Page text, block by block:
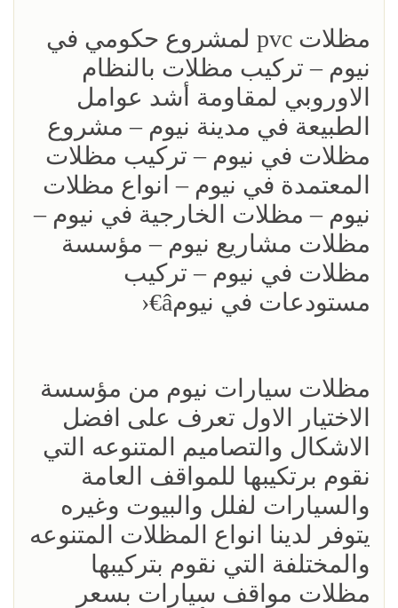
مظلات pvc لمشروع حكومي في
نيوم – تركيب مظلات بالنظام
الاوروبي لمقاومة أشد عوامل
الطبيعة في مدينة نيوم – مشروع
مظلات في نيوم – تركيب مظلات
المعتمدة في نيوم – انواع مظلات
نيوم – مظلات الخارجية في نيوم –
مظلات مشاريع نيوم – مؤسسة
مظلات في نيوم – تركيب
مستودعات في نيومâ€‹
مظلات سيارات نيوم من مؤسسة
الاختيار الاول تعرف على افضل
الاشكال والتصاميم المتنوعه التي
نقوم برتكيبها للمواقف العامة
والسيارات لفلل والبيوت وغيره
يتوفر لدينا انواع المظلات المتنوعه
والمختلفة التي نقوم بتركيبها
مظلات مواقف سيارات بسعر